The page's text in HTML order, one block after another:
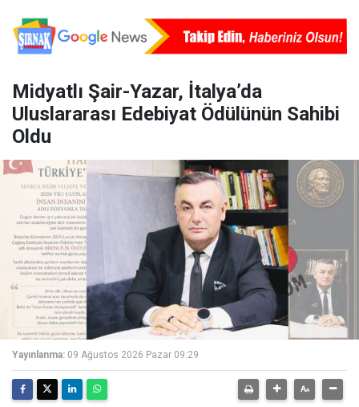
Midyatlı Şair-Yazar, İtalya’da
Uluslararası Edebiyat Ödülünün Sahibi
Oldu
Yayınlanma: 09 Ağustos 2026 Pazar 09:29